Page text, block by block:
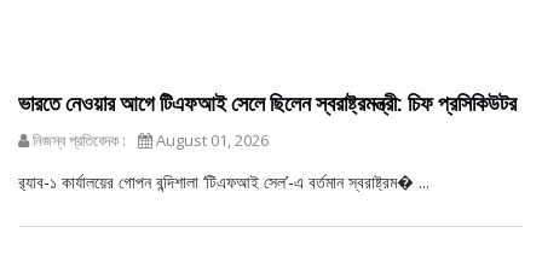
ভারতে নেওয়ার আগে টিএফআই সেলে ছিলেন স্বরাষ্ট্রমন্ত্রী: চিফ প্রসিকিউটর
নিজস্ব প্রতিবেদক : August 01, 2026
র‍্যাব-১ কার্যালয়ের গোপন বন্দিশালা ‘টিএফআই সেল’-এ বর্তমান স্বরাষ্ট্রম� ...